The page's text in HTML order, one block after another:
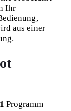
Ihr
aus einer
Programm